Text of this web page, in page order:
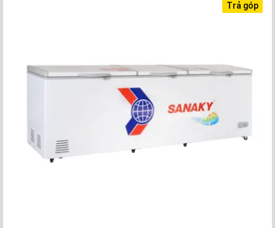
Trả góp